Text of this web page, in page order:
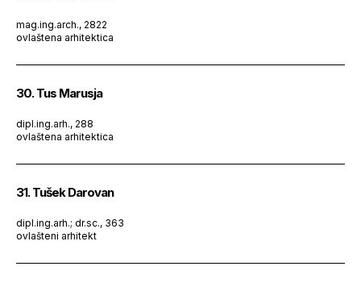
mag.ing.arch., 2822
ovlaštena arhitektica
30. Tus Marusja
dipl.ing.arh., 288
ovlaštena arhitektica
31. Tušek Darovan
dipl.ing.arh.; dr.sc., 363
ovlašteni arhitekt